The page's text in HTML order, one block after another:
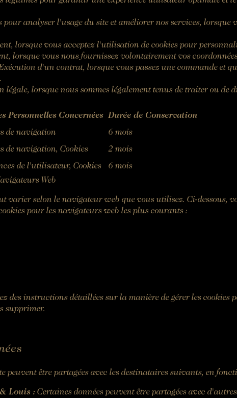
analyser l'usage du site et améliorer nos services, lorsque
lorsque vous acceptez l'utilisation de cookies pour
lorsque vous nous fournissez volontairement vos
d'un contrat, lorsque vous passez une commande et
légale, lorsque nous sommes légalement tenus de traiter ou de
Personnelles Concernées Durée de Conservation
de navigation 6 mois
de navigation, Cookies 2 mois
de l'utilisateur, Cookies
6 mois
Web
varier selon le navigateur web que vous utilisez. Ci-dessous,
pour les navigateurs web les plus courants :
des instructions détaillées sur la manière de gérer les cookies
supprimer.
peuvent être partagées avec les destinataires suivants, en
Louis : Certaines données peuvent être partagées avec